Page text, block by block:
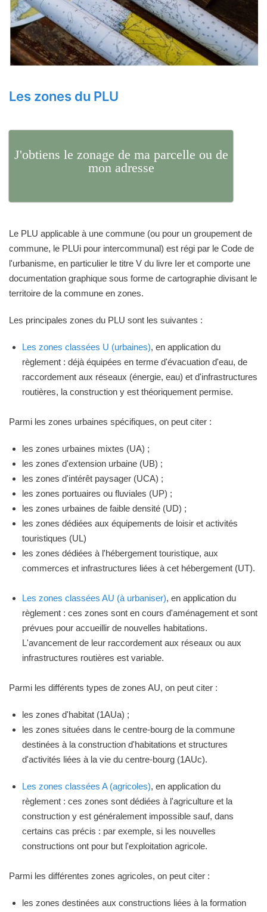
Les zones du PLU
J'obtiens le zonage de ma parcelle ou de
mon adresse
Le PLU applicable à une commune (ou pour un groupement de
commune, le PLUi pour intercommunal) est régi par le Code de
l'urbanisme, en particulier le titre V du livre Ier et comporte une
documentation graphique sous forme de cartographie divisant le
territoire de la commune en zones.
Les principales zones du PLU sont les suivantes :
Les zones classées U (urbaines), en application du
règlement : déjà équipées en terme d'évacuation d'eau, de
raccordement aux réseaux (énergie, eau) et d'infrastructures
routières, la construction y est théoriquement permise.
Parmi les zones urbaines spécifiques, on peut citer :
les zones urbaines mixtes (UA) ;
les zones d'extension urbaine (UB) ;
les zones d'intérêt paysager (UCA) ;
les zones portuaires ou fluviales (UP) ;
les zones urbaines de faible densité (UD) ;
les zones dédiées aux équipements de loisir et activités
touristiques (UL)
les zones dédiées à l'hébergement touristique, aux
commerces et infrastructures liées à cet hébergement (UT).
Les zones classées AU (à urbaniser), en application du
règlement : ces zones sont en cours d'aménagement et sont
prévues pour accueillir de nouvelles habitations.
L'avancement de leur raccordement aux réseaux ou aux
infrastructures routières est variable.
Parmi les différents types de zones AU, on peut citer :
les zones d'habitat (1AUa) ;
les zones situées dans le centre-bourg de la commune
destinées à la construction d'habitations et structures
d'activités liées à la vie du centre-bourg (1AUc).
Les zones classées A (agricoles), en application du
règlement : ces zones sont dédiées à l'agriculture et la
construction y est généralement impossible sauf, dans
certains cas précis : par exemple, si les nouvelles
constructions ont pour but l'exploitation agricole.
Parmi les différentes zones agricoles, on peut citer :
les zones destinées aux constructions liées à la formation